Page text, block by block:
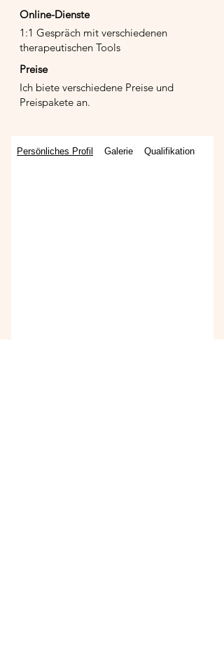
Online-Dienste
1:1 Gespräch mit verschiedenen
therapeutischen Tools
Preise
Ich biete verschiedene Preise und
Preispakete an.
Persönliches Profil Galerie Qualifikation